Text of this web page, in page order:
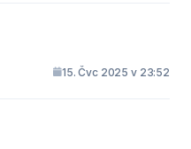
15. Čvc 2025 v 23:52